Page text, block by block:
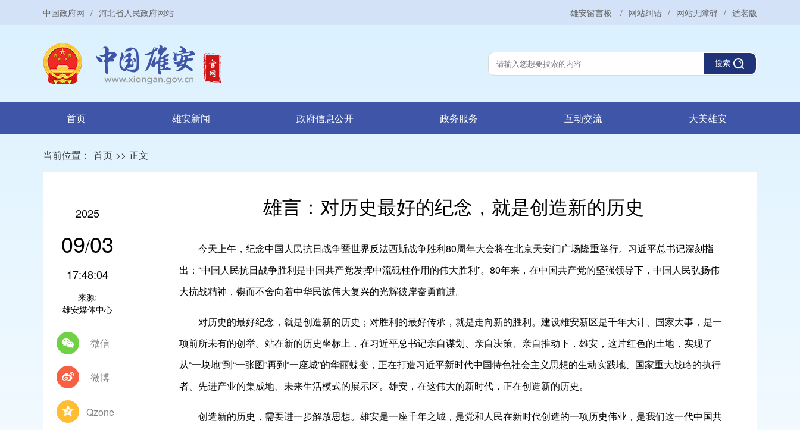
中国政府网 / 河北省人民政府网站 雄安留言板 / 网站纠错 / 网站无障碍 / 适老版
搜索
首页 雄安新闻 政府信息公开 政务服务 互动交流 大美雄安
当前位置： 首页 >> 正文
2025
09/03
17:48:04
来源:
雄安媒体中心
微信
微博
Qzone
雄言：对历史最好的纪念，就是创造新的历史
今天上午，纪念中国人民抗日战争暨世界反法西斯战争胜利80周年大会将在北京天安门广场隆重举行。习近平总书记深刻指
出：“中国人民抗日战争胜利是中国共产党发挥中流砥柱作用的伟大胜利”。80年来，在中国共产党的坚强领导下，中国人民弘扬伟
大抗战精神，锲而不舍向着中华民族伟大复兴的光辉彼岸奋勇前进。
对历史的最好纪念，就是创造新的历史；对胜利的最好传承，就是走向新的胜利。建设雄安新区是千年大计、国家大事，是一
项前所未有的创举。站在新的历史坐标上，在习近平总书记亲自谋划、亲自决策、亲自推动下，雄安，这片红色的土地，实现了
从“一块地”到“一张图”再到“一座城”的华丽蝶变，正在打造习近平新时代中国特色社会主义思想的生动实践地、国家重大战略的执行
者、先进产业的集成地、未来生活模式的展示区。雄安，在这伟大的新时代，正在创造新的历史。
创造新的历史，需要进一步解放思想。雄安是一座千年之城，是党和人民在新时代创造的一项历史伟业，是我们这一代中国共